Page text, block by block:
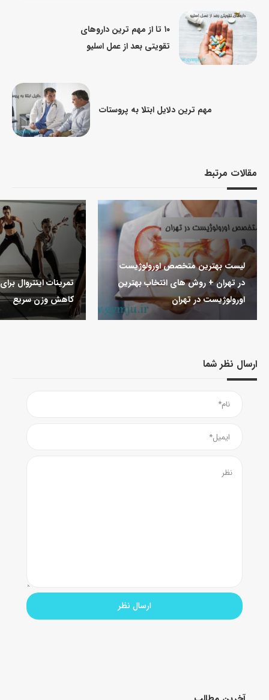
۱۰ تا از مهم ترین داروهای
تقویتی بعد از عمل اسلیو
مهم ترین دلایل ابتلا به پروستات
مقالات مرتبط
لیست بهترین متخصص اورولوژیست
در تهران + روش های انتخاب بهترین
اورولوژیست در تهران
تمرینات اینتروال
کاهش وزن سریع
ارسال نظر شما